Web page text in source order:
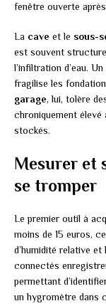
fenêtre ouverte
La cave et le sous-
est souvent
l’infiltration d’eau.
fragilise les
garage, lui, tolère
chroniquement
stockés.
Mesurer et
se tromper
Le premier outil à
moins de 15 euros,
d’humidité relative
connectés
permettant
un hygromètre dans